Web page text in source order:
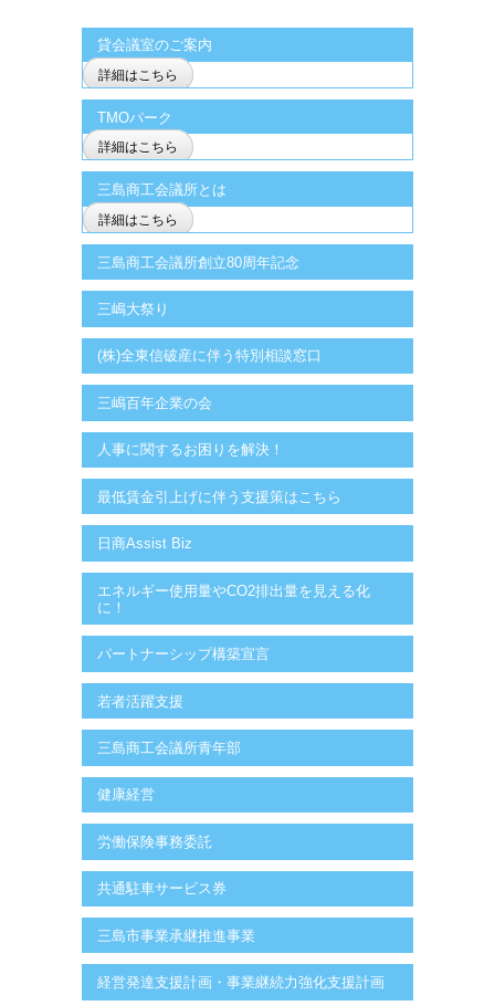
貸会議室のご案内
詳細はこちら
TMOパーク
詳細はこちら
三島商工会議所とは
詳細はこちら
三島商工会議所創立80周年記念
三嶋大祭り
(株)全東信破産に伴う特別相談窓口
三嶋百年企業の会
人事に関するお困りを解決！
最低賃金引上げに伴う支援策はこちら
日商Assist Biz
エネルギー使用量やCO2排出量を見える化
に！
パートナーシップ構築宣言
若者活躍支援
三島商工会議所青年部
健康経営
労働保険事務委託
共通駐車サービス券
三島市事業承継推進事業
経営発達支援計画・事業継続力強化支援計画